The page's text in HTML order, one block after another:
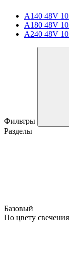
A140 48V
A180 48V
A240 48V
Фильтры
Разделы
Базовый
По цвету свечения